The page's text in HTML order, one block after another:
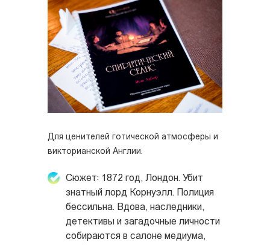
Для ценителей готической атмосферы и
викторианской Англии.
Сюжет: 1872 год, Лондон. Убит
знатный лорд Корнуэлл. Полиция
бессильна. Вдова, наследники,
детективы и загадочные личности
собираются в салоне медиума,